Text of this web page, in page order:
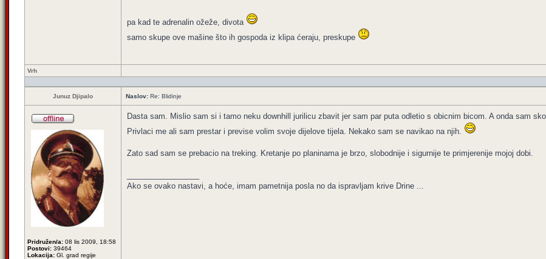
pa kad te adrenalin ožeže, divota
samo skupe ove mašine što ih gospoda iz klipa ćeraju, preskupe
Vrh
Junuz Djipalo Naslov: Re: Blidinje
Pridružen/a: 08 lis 2009, 18:58
Postovi: 39464
Lokacija: Gl. grad regije
Dasta sam. Mislio sam si i tamo neku downhill jurilicu zbavit jer sam par puta odletio s obicnim bicom. A onda sam
Privlaci me ali sam prestar i previse volim svoje dijelove tijela. Nekako sam se navikao na njih.
Zato sad sam se prebacio na treking. Kretanje po planinama je brzo, slobodnije i sigurnije te primjerenije mojoj dobi.
Ako se ovako nastavi, a hoće, imam pametnija posla no da ispravljam krive Drine ...